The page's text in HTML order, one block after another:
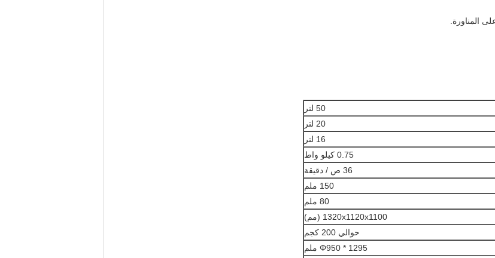
50 لتر
20 لتر
16 لتر
0.75 كيلو واط
36 ص / دقيقة
150 ملم
80 ملم
1320x1120x1100 (مم)
حوالي 200 كجم
Φ950 * 1295 ملم